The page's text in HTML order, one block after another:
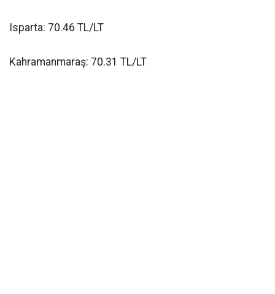
Isparta: 70.46 TL/LT
Kahramanmaraş: 70.31 TL/LT